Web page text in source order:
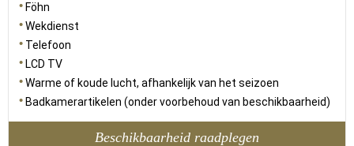
Föhn
Wekdienst
Telefoon
LCD TV
Warme of koude lucht, afhankelijk van het seizoen
Badkamerartikelen (onder voorbehoud van beschikbaarheid)
Beschikbaarheid raadplegen